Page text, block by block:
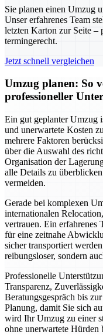
Sie planen einen Umzug
Unser erfahrenes Team
letzten Karton zur Seite –
termingerecht.
Jetzt schnell vergleichen
Umzug planen: So
professioneller
Ein gut geplanter Umzug
und unerwartete Kosten
mehrere Faktoren
über die Auswahl des
Organisation der
alle Details zu
vermeiden.
Gerade bei komplexen
internationalen
vertrauen. Ein erfahrenes
für eine zeitnahe
sicher transportiert
reibungsloser, sondern
Professionelle
Transparenz,
Beratungsgespräch bis
Planung, damit Sie sich
wird Ihr Umzug zu einer
ohne unerwartete Hürden